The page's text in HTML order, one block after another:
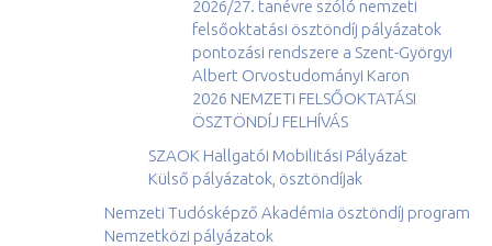
2026/27. tanévre szóló nemzeti
felsőoktatási ösztöndíj pályázatok
pontozási rendszere a Szent-Györgyi
Albert Orvostudományi Karon
2026 NEMZETI FELSŐOKTATÁSI
ÖSZTÖNDÍJ FELHÍVÁS
SZAOK Hallgatói Mobilitási Pályázat
Külső pályázatok, ösztöndíjak
Nemzeti Tudósképző Akadémia ösztöndíj program
Nemzetközi pályázatok